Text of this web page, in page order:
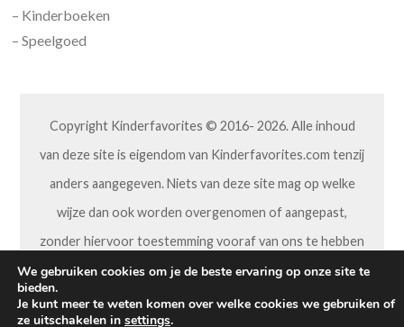
– Kinderboeken
– Speelgoed
Copyright Kinderfavorites © 2016- 2026. Alle inhoud
van deze site is eigendom van Kinderfavorites.com tenzij
anders aangegeven. Niets van deze site mag op welke
wijze dan ook worden overgenomen of aangepast,
zonder hiervoor toestemming vooraf van ons te hebben
gekregen.
We gebruiken cookies om je de beste ervaring op onze site te
bieden.
Je kunt meer te weten komen over welke cookies we gebruiken of
ze uitschakelen in settings.